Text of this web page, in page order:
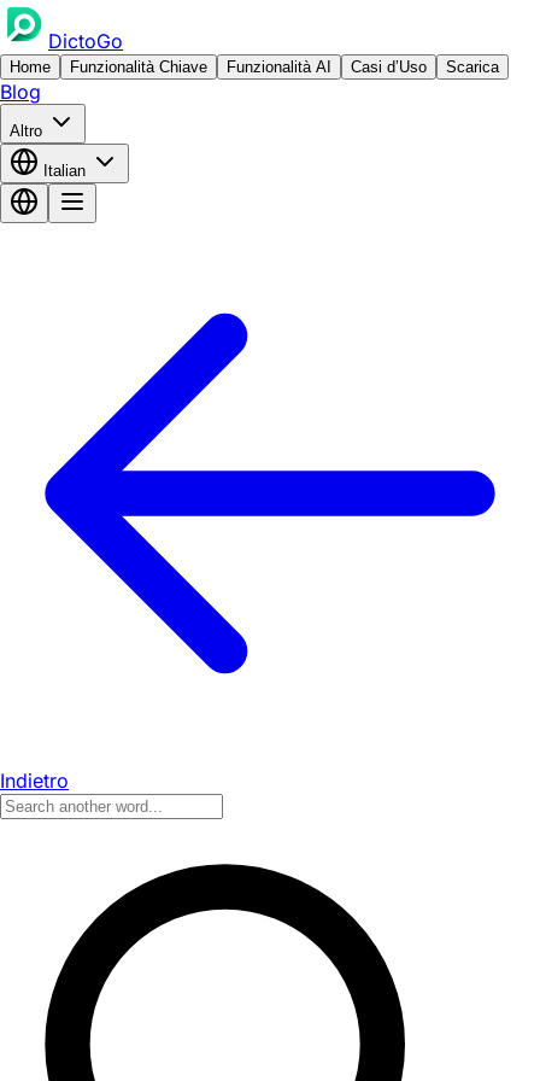
DictoGo
Home Funzionalità Chiave Funzionalità AI Casi d’Uso Scarica
Blog
Altro
Italian
Indietro